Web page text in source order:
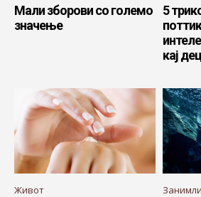
Мали зборови со големо
значење
5
кај
Живот